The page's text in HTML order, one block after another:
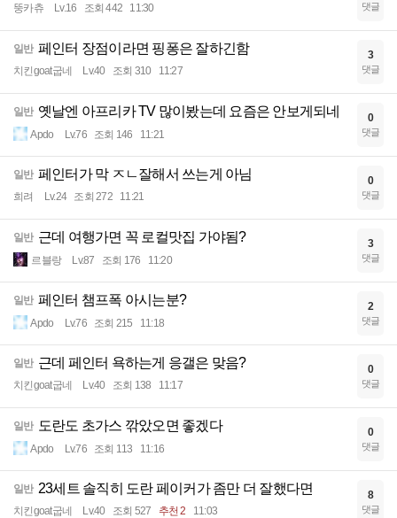
뚱카츄 Lv.16 조회 442 11:30 댓글
일반 페인터 장점이라면 핑퐁은 잘하긴함
치킨goat굽네 Lv.40 조회 310 11:27
3
댓글
일반 옛날엔 아프리카 TV 많이봤는데 요즘은 안보게되네
Apdo Lv.76 조회 146 11:21
0
댓글
일반 페인터가 막 ㅈㄴ잘해서 쓰는게 아님
희려 Lv.24 조회 272 11:21
0
댓글
일반 근데 여행가면 꼭 로컬맛집 가야됨?
르블랑 Lv.87 조회 176 11:20
3
댓글
일반 페인터 챔프폭 아시는분?
Apdo Lv.76 조회 215 11:18
2
댓글
일반 근데 페인터 욕하는게 응갤은 맞음?
치킨goat굽네 Lv.40 조회 138 11:17
0
댓글
일반 도란도 초가스 깎았오면 좋겠다
Apdo Lv.76 조회 113 11:16
0
댓글
일반 23세트 솔직히 도란 페이커가 좀만 더 잘했다면
치킨goat굽네 Lv.40 조회 527 추천 2 11:03
8
댓글